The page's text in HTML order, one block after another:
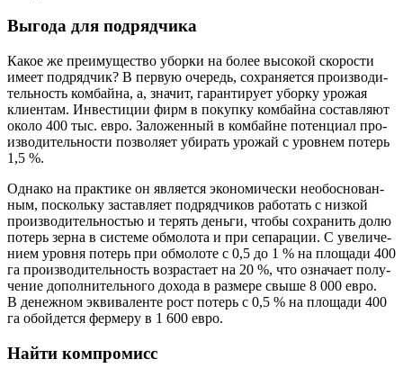
Выгода для подрядчика
Какое же пре­иму­ще­ство убор­ки на более высо­кой ско­ро­сти
име­ет под­ряд­чик? В первую оче­редь, сохра­ня­ет­ся про­из­во­ди­
тель­ность ком­бай­на, а, зна­чит, гаран­ти­ру­ет убор­ку уро­жая
кли­ен­там. Инве­сти­ции фирм в покуп­ку ком­бай­на состав­ля­ют
око­ло 400 тыс. евро. Зало­жен­ный в ком­байне потен­ци­ал про­
из­во­ди­тель­но­сти поз­во­ля­ет уби­рать уро­жай с уров­нем потерь
1,5 %.
Одна­ко на прак­ти­ке он явля­ет­ся эко­но­ми­че­ски необос­но­ван­
ным, посколь­ку застав­ля­ет под­ряд­чи­ков рабо­тать с низ­кой
про­из­во­ди­тель­но­стью и терять день­ги, что­бы сохра­нить долю
потерь зер­на в систе­ме обмо­ло­та и при сепа­ра­ции. С уве­ли­че­
ни­ем уров­ня потерь при обмо­ло­те с 0,5 до 1 % на пло­ща­ди 400
га про­из­во­ди­тель­ность воз­рас­та­ет на 20 %, что озна­ча­ет полу­
че­ние допол­ни­тель­но­го дохо­да в раз­ме­ре свы­ше 8 000 евро.
В денеж­ном экви­ва­лен­те рост потерь с 0,5 % на пло­ща­ди 400
га обой­дет­ся фер­ме­ру в 1 600 евро.
Найти компромисс